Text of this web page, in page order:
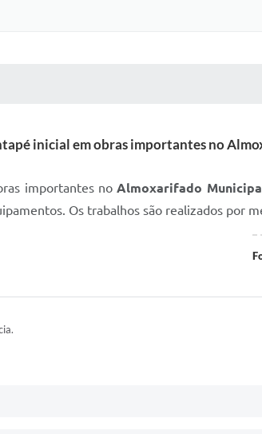
inicial em obras importantes no
importantes noAlmoxarifado
Os trabalhos são realizados por